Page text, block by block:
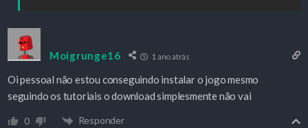
Moigrunge16 1 ano atrás
Oi pessoal não estou conseguindo instalar o jogo mesmo
seguindo os tutoriais o download simplesmente não vai
0 Responder